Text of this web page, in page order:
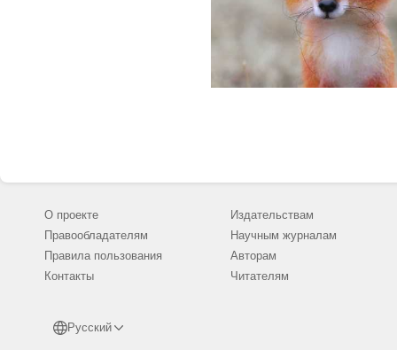
О проекте
Правообладателям
Правила пользования
Контакты
Русский
Издательствам
Научным журналам
Авторам
Читателям